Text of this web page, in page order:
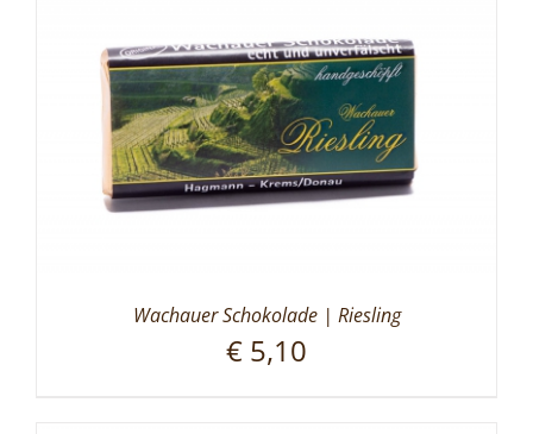
Wachauer Schokolade | Riesling
€ 5,10